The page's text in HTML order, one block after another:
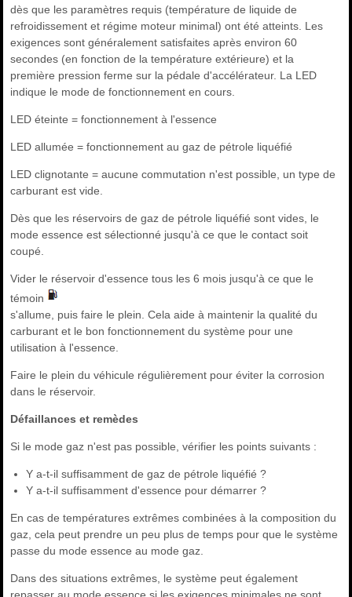
dès que les paramètres requis (température de liquide de
refroidissement et régime moteur minimal) ont été atteints. Les
exigences sont généralement satisfaites après environ 60
secondes (en fonction de la température extérieure) et la
première pression ferme sur la pédale d'accélérateur. La LED
indique le mode de fonctionnement en cours.
LED éteinte = fonctionnement à l'essence
LED allumée = fonctionnement au gaz de pétrole liquéfié
LED clignotante = aucune commutation n'est possible, un type de
carburant est vide.
Dès que les réservoirs de gaz de pétrole liquéfié sont vides, le
mode essence est sélectionné jusqu'à ce que le contact soit
coupé.
Vider le réservoir d'essence tous les 6 mois jusqu'à ce que le
témoin
s'allume, puis faire le plein. Cela aide à maintenir la qualité du
carburant et le bon fonctionnement du système pour une
utilisation à l'essence.
Faire le plein du véhicule régulièrement pour éviter la corrosion
dans le réservoir.
Défaillances et remèdes
Si le mode gaz n'est pas possible, vérifier les points suivants :
Y a-t-il suffisamment de gaz de pétrole liquéfié ?
Y a-t-il suffisamment d'essence pour démarrer ?
En cas de températures extrêmes combinées à la composition du
gaz, cela peut prendre un peu plus de temps pour que le système
passe du mode essence au mode gaz.
Dans des situations extrêmes, le système peut également